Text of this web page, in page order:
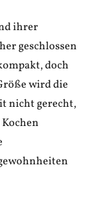
ihrer
geschlossen
doch
wird die
nicht gerecht,